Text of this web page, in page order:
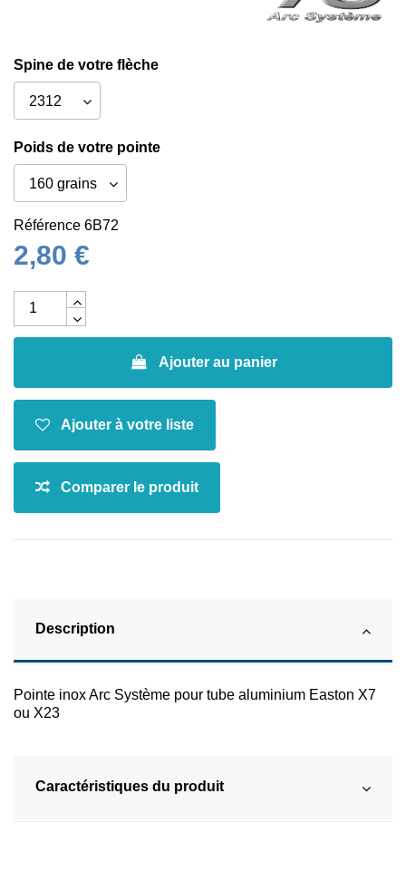
Spine de votre flèche
Poids de votre pointe
Référence 6B72
2,80 €
Ajouter au panier
Description
Pointe inox Arc Système pour tube aluminium Easton X7
ou X23
Caractéristiques du produit